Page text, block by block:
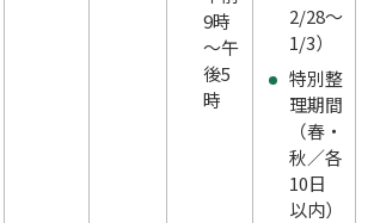
9時
～午
後5
時
2/28～
1/3）
特別整
理期間
（春・
秋／各
10日
以内）